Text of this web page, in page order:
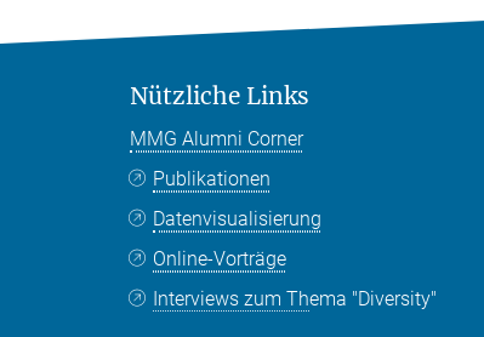
Nützliche Links
MMG Alumni Corner
Publikationen
Datenvisualisierung
Online-Vorträge
Interviews zum Thema "Diversity"